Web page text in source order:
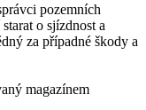
pozemních
o sjízdnost a
za případné škody a
magazínem